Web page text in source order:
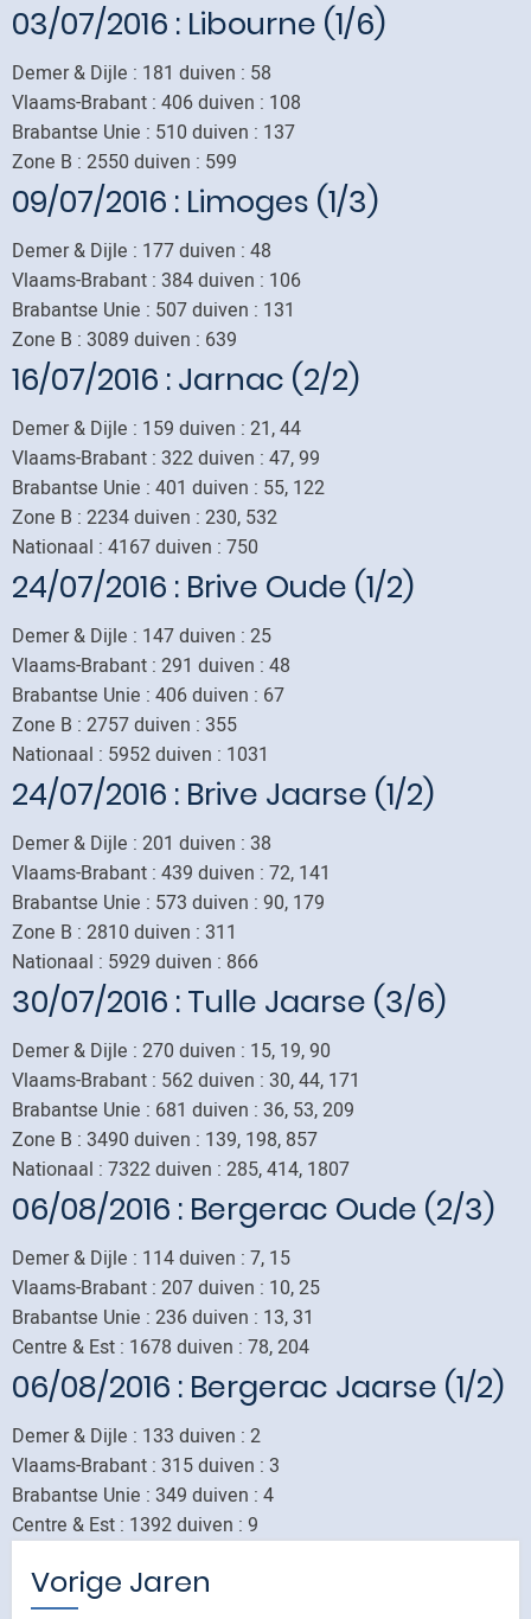
03/07/2016 : Libourne (1/6)
Demer & Dijle : 181 duiven : 58
Vlaams-Brabant : 406 duiven : 108
Brabantse Unie : 510 duiven : 137
Zone B : 2550 duiven : 599
09/07/2016 : Limoges (1/3)
Demer & Dijle : 177 duiven : 48
Vlaams-Brabant : 384 duiven : 106
Brabantse Unie : 507 duiven : 131
Zone B : 3089 duiven : 639
16/07/2016 : Jarnac (2/2)
Demer & Dijle : 159 duiven : 21, 44
Vlaams-Brabant : 322 duiven : 47, 99
Brabantse Unie : 401 duiven : 55, 122
Zone B : 2234 duiven : 230, 532
Nationaal : 4167 duiven : 750
24/07/2016 : Brive Oude (1/2)
Demer & Dijle : 147 duiven : 25
Vlaams-Brabant : 291 duiven : 48
Brabantse Unie : 406 duiven : 67
Zone B : 2757 duiven : 355
Nationaal : 5952 duiven : 1031
24/07/2016 : Brive Jaarse (1/2)
Demer & Dijle : 201 duiven : 38
Vlaams-Brabant : 439 duiven : 72, 141
Brabantse Unie : 573 duiven : 90, 179
Zone B : 2810 duiven : 311
Nationaal : 5929 duiven : 866
30/07/2016 : Tulle Jaarse (3/6)
Demer & Dijle : 270 duiven : 15, 19, 90
Vlaams-Brabant : 562 duiven : 30, 44, 171
Brabantse Unie : 681 duiven : 36, 53, 209
Zone B : 3490 duiven : 139, 198, 857
Nationaal : 7322 duiven : 285, 414, 1807
06/08/2016 : Bergerac Oude (2/3)
Demer & Dijle : 114 duiven : 7, 15
Vlaams-Brabant : 207 duiven : 10, 25
Brabantse Unie : 236 duiven : 13, 31
Centre & Est : 1678 duiven : 78, 204
06/08/2016 : Bergerac Jaarse (1/2)
Demer & Dijle : 133 duiven : 2
Vlaams-Brabant : 315 duiven : 3
Brabantse Unie : 349 duiven : 4
Centre & Est : 1392 duiven : 9
Vorige Jaren